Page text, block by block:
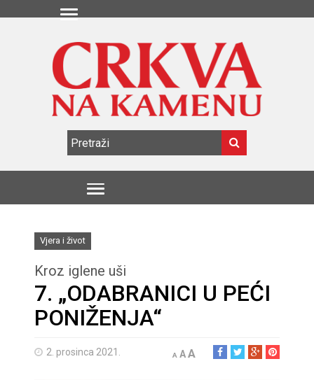
Vjera i život
Kroz iglene uši
7. „ODABRANICI U PEĆI
PONIŽENJA“
2. prosinca 2021. A AA